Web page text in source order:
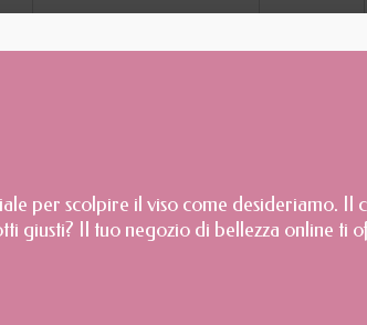
per scolpire il viso come desideriamo.
giusti? Il tuo negozio di bellezza online